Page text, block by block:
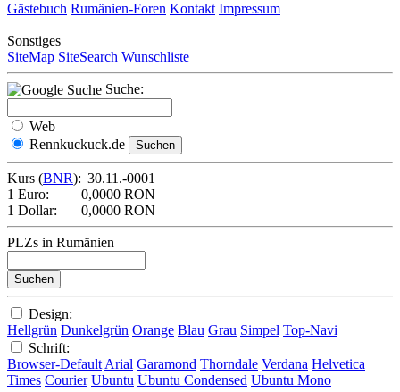
Gästebuch Rumänien-Foren Kontakt Impressum
Sonstiges
SiteMap SiteSearch Wunschliste
Suche:
Web
Rennkuckuck.de
Kurs (BNR): 30.11.-0001
1 Euro:
0,0000 RON
1 Dollar:
0,0000 RON
PLZs in Rumänien
Design:
Hellgrün Dunkelgrün Orange Blau Grau Simpel Top-Navi
Schrift:
Browser-Default Arial Garamond Thorndale Verdana Helvetica
Times Courier Ubuntu Ubuntu Condensed Ubuntu Mono